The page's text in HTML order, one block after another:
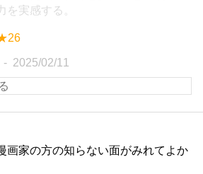
を実感する。
2025/02/11
画家の方の知らない面がみれてよか